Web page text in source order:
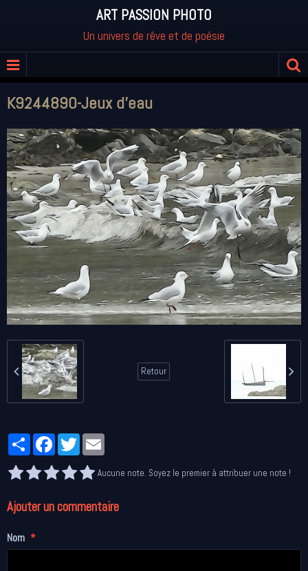
ART PASSION PHOTO
Un univers de rêve et de poésie
K9244890-Jeux d'eau
Retour
PartagerFacebookTwitter
Aucune note. Soyez le premier à attribuer une note !
Ajouter un commentaire
Nom